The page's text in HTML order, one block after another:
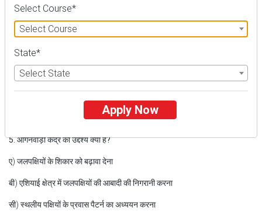
डी) 6,000
4. आंगनवाड़ी केंद्र के अनुसार जलपक्षियों की आबादी में कितने प्रतिशत की वृद्धि हुई?
ए) 5-10%
बी) 10-15%
5. आंगनवाड़ी केंद्र का उद्देश्य क्या है?
ए) जलपक्षियों के शिकार को बढ़ावा देना
बी) एशियाई क्षेत्र में जलपक्षियों की आबादी की निगरानी करना
सी) स्थलीय पक्षियों के प्रवास पैटर्न का अध्ययन करना
Select Course*
Select Course
State*
Select State
Apply Now